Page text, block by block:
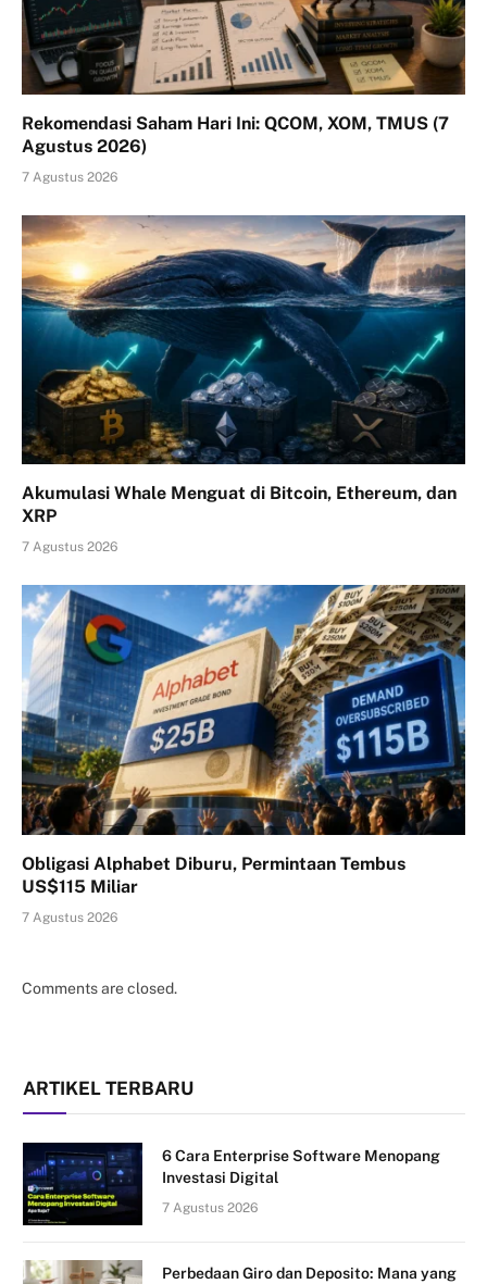
Rekomendasi Saham Hari Ini: QCOM, XOM, TMUS (7
Agustus 2026)
7 Agustus 2026
Akumulasi Whale Menguat di Bitcoin, Ethereum, dan
XRP
7 Agustus 2026
Obligasi Alphabet Diburu, Permintaan Tembus
US$115 Miliar
7 Agustus 2026
Comments are closed.
ARTIKEL TERBARU
6 Cara Enterprise Software Menopang
Investasi Digital
7 Agustus 2026
Perbedaan Giro dan Deposito: Mana yang